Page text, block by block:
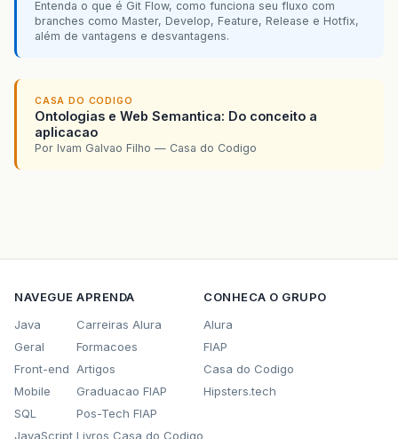
Entenda o que é Git Flow, como funciona seu fluxo com
branches como Master, Develop, Feature, Release e Hotfix,
além de vantagens e desvantagens.
CASA DO CODIGO
Ontologias e Web Semantica: Do conceito a
aplicacao
Por Ivam Galvao Filho — Casa do Codigo
NAVEGUE
Java
Geral
Front-end
Mobile
SQL
JavaScript
APRENDA
Carreiras Alura
Formacoes
Artigos
Graduacao FIAP
Pos-Tech FIAP
Livros Casa do Codigo
CONHECA O GRUPO
Alura
FIAP
Casa do Codigo
Hipsters.tech